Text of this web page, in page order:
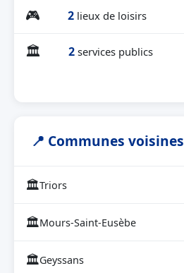
🎮 2 lieux de loisirs
🏛 2 services publics
📍 Communes voisines
🏛Triors
🏛Mours-Saint-Eusèbe
🏛Geyssans